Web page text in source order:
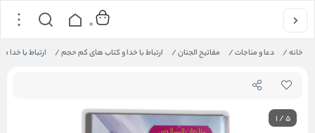
خانه/ دعا و مناجات/ مفاتیح الجنان/ ارتباط با خدا و کتاب های کم حجم/ ارتباط با
0
1/5